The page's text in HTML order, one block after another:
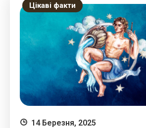
Цікаві факти
14 Березня, 2025